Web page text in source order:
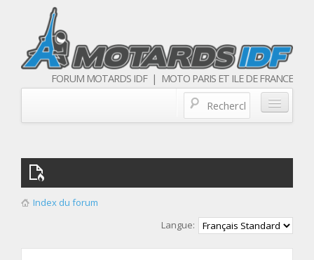
FORUM MOTARDS IDF | MOTO PARIS ET ILE DE FRANCE
Forum
Balades & sorties moto
Index du forum
Langue: